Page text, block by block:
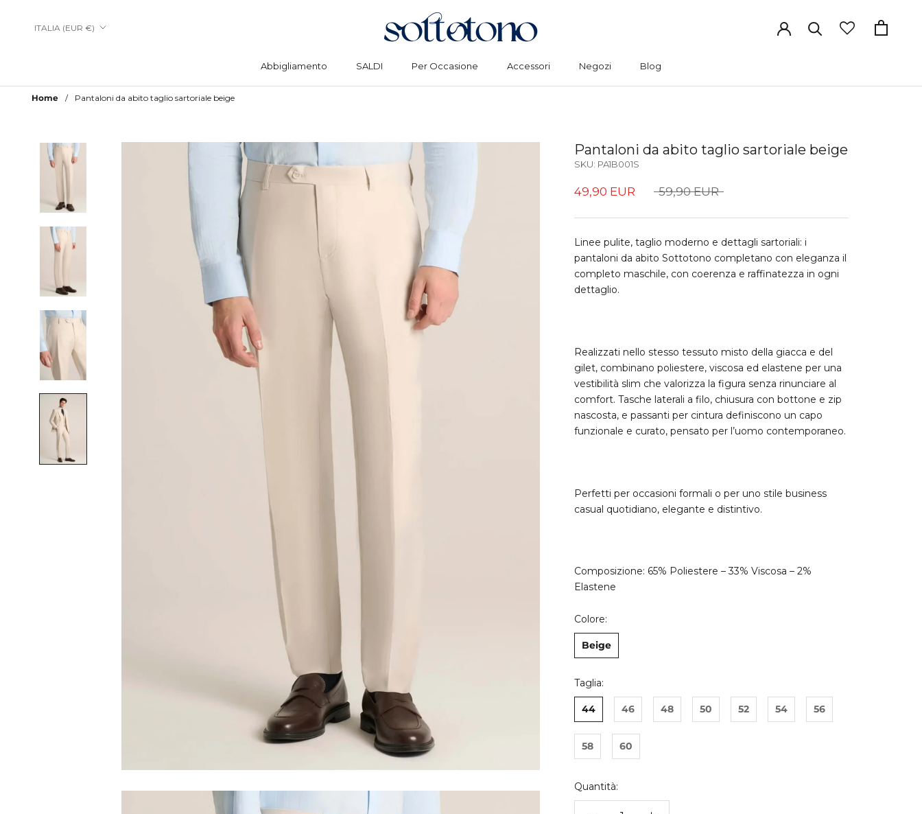
Abbigliamento
SALDI
Per Occasione
Accessori
Negozi
Blog
Paese/Area
ITALIA (EUR €)
Home Pantaloni da abito taglio sartoriale beige
Aggiungi a Lista Desideri
Pantaloni da abito taglio sartoriale beige
SKU: PA1B001S
49,90 EUR 59,90 EUR
Linee pulite, taglio moderno e dettagli sartoriali: i
pantaloni da abito Sottotono completano con eleganza il
completo maschile, con coerenza e raffinatezza in ogni
dettaglio.
Realizzati nello stesso tessuto misto della giacca e del
gilet, combinano poliestere, viscosa ed elastene per una
vestibilità slim che valorizza la figura senza rinunciare al
comfort. Tasche laterali a filo, chiusura con bottone e zip
nascosta, e passanti per cintura definiscono un capo
funzionale e curato, pensato per l’uomo contemporaneo.
Perfetti per occasioni formali o per uno stile business
casual quotidiano, elegante e distintivo.
Composizione: 65% Poliestere – 33% Viscosa – 2%
Elastene
Colore:
Beige
Taglia:
44 46 48 50 52 54 56
58 60
Quantità: